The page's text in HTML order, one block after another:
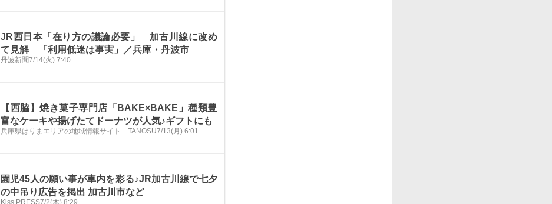
JR西日本「在り方の議論必要」 加古川線に改め
て見解 「利用低迷は事実」／兵庫・丹波市
丹波新聞7/14(火) 7:40
【西脇】焼き菓子専門店「BAKE×BAKE」種類豊
富なケーキや揚げたてドーナツが人気♪ギフトにも
兵庫県はりまエリアの地域情報サイト TANOSU7/13(月) 6:01
園児45人の願い事が車内を彩る♪JR加古川線で七夕
の中吊り広告を掲出 加古川市など
Kiss PRESS7/2(木) 8:29